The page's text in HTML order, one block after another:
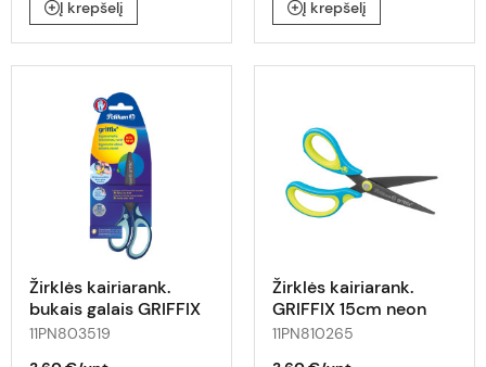
Į krepšelį Į krepšelį
Žirklės kairiarank.
bukais galais GRIFFIX
14cm mėta-tamsiai
11PN803519
Žirklės kairiarank.
GRIFFIX 15cm neon
gelt.-melsvos
11PN810265